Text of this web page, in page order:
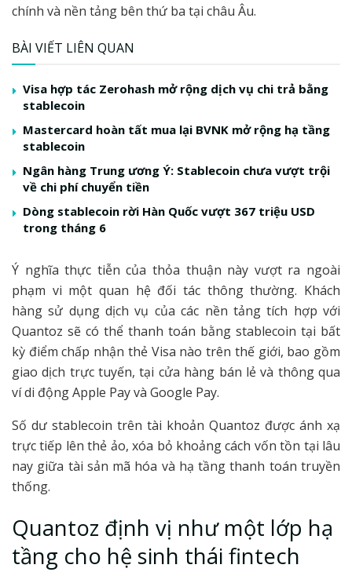
chính và nền tảng bên thứ ba tại châu Âu.
BÀI VIẾT LIÊN QUAN
Visa hợp tác Zerohash mở rộng dịch vụ chi trả bằng
stablecoin
Mastercard hoàn tất mua lại BVNK mở rộng hạ tầng
stablecoin
Ngân hàng Trung ương Ý: Stablecoin chưa vượt trội
về chi phí chuyển tiền
Dòng stablecoin rời Hàn Quốc vượt 367 triệu USD
trong tháng 6
Ý nghĩa thực tiễn của thỏa thuận này vượt ra ngoài
phạm vi một quan hệ đối tác thông thường. Khách
hàng sử dụng dịch vụ của các nền tảng tích hợp với
Quantoz sẽ có thể thanh toán bằng stablecoin tại bất
kỳ điểm chấp nhận thẻ Visa nào trên thế giới, bao gồm
giao dịch trực tuyến, tại cửa hàng bán lẻ và thông qua
ví di động Apple Pay và Google Pay.
Số dư stablecoin trên tài khoản Quantoz được ánh xạ
trực tiếp lên thẻ ảo, xóa bỏ khoảng cách vốn tồn tại lâu
nay giữa tài sản mã hóa và hạ tầng thanh toán truyền
thống.
Quantoz định vị như một lớp hạ
tầng cho hệ sinh thái fintech